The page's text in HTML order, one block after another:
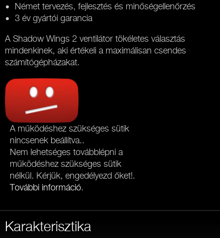
Német tervezés, fejlesztés és minőségellenőrzés
3 év gyártói garancia
A Shadow Wings 2 ventilátor tökéletes választás
mindenkinek, aki értékeli a maximálisan csendes
számítógépházakat.
A működéshez szükséges sütik
nincsenek beállítva..
Nem lehetséges továbblépni a
működéshez szükséges sütik
nélkül. Kérjük, engedélyezd őket!.
További információ.
Karakterisztika